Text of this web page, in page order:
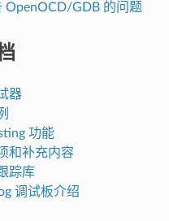
OpenOCD/GDB 的问题
器
功能
和补充内容
踪库
调试板介绍